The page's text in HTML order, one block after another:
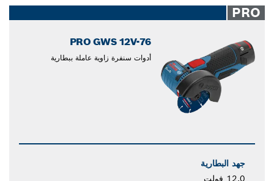
PRO
PRO GWS 12V-76
أدوات سنفرة زاوية عاملة ببطارية
جهد البطارية
12.0 فولت